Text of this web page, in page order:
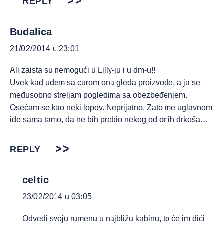
Budalica
21/02/2014 u 23:01
Ali zaista su nemogući u Lilly-ju i u dm-u!!
Uvek kad uđem sa curom ona gleda proizvode, a ja se
međusobno streljam pogledima sa obezbeđenjem.
Osećam se kao neki lopov. Neprijatno. Zato me uglavnom
ide sama tamo, da ne bih prebio nekog od onih drkoša…
REPLY
celtic
23/02/2014 u 03:05
Odvedi svoju rumenu u najbližu kabinu, to će im dići